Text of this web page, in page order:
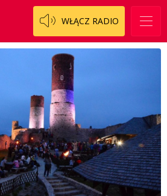
WŁĄCZ RADIO